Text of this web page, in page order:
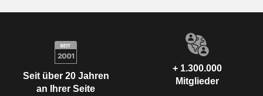
Seit über 20 Jahren
an Ihrer Seite
+ 1.300.000
Mitglieder